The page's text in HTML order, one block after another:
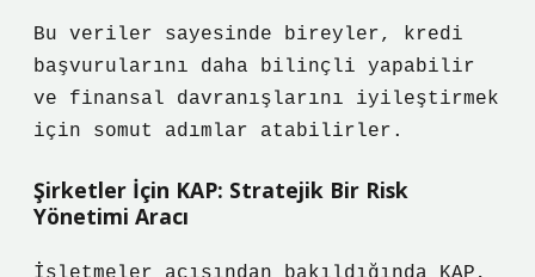
Bu veriler sayesinde bireyler, kredi
başvurularını daha bilinçli yapabilir
ve finansal davranışlarını iyileştirmek
için somut adımlar atabilirler.
Şirketler İçin KAP: Stratejik Bir Risk
Yönetimi Aracı